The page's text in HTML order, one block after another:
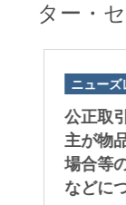
ター・
ニューズ
公正取
主が物
場合等
などに